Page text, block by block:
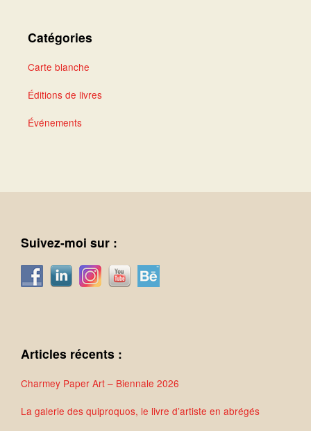
Catégories
Carte blanche
Éditions de livres
Événements
Suivez-moi sur :
Articles récents :
Charmey Paper Art – Biennale 2026
La galerie des quiproquos, le livre d’artiste en abrégés